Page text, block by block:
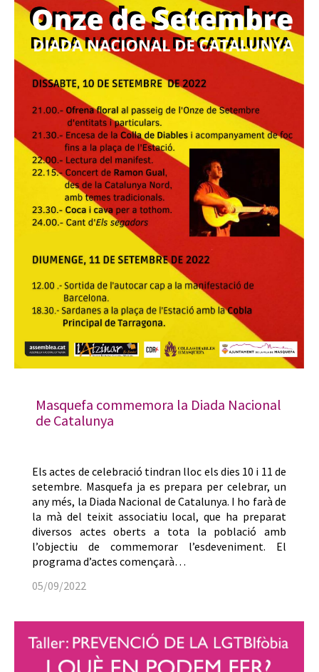
Masquefa commemora la Diada Nacional
de Catalunya
Els actes de celebració tindran lloc els dies 10 i 11 de
setembre. Masquefa ja es prepara per celebrar, un
any més, la Diada Nacional de Catalunya. I ho farà de
la mà del teixit associatiu local, que ha preparat
diversos actes oberts a tota la població amb
l’objectiu de commemorar l’esdeveniment. El
programa d’actes començarà…
05/09/2022